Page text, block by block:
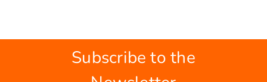
Subscribe to the